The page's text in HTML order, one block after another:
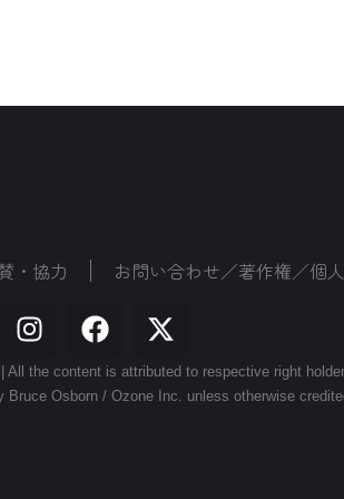
・協力 お問い合わせ／著作権／個
All the content is attributed to respective right
Bruce Osborn / Ozone Inc. unless otherwise